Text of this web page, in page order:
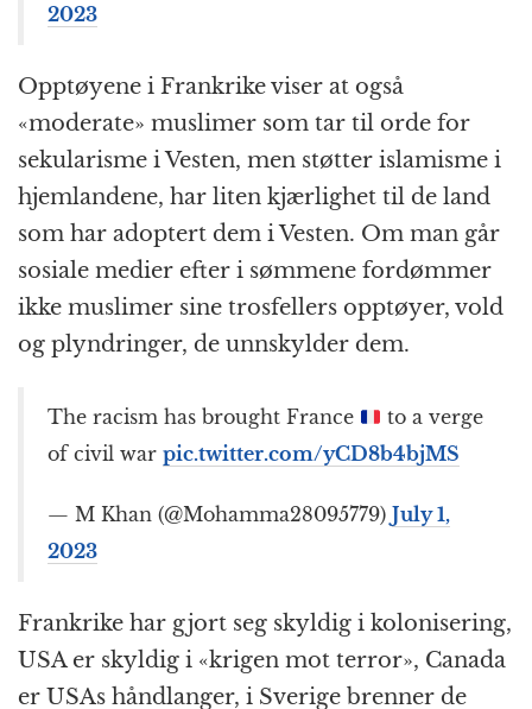
2023
Opptøyene i Frankrike viser at også
«moderate» muslimer som tar til orde for
sekularisme i Vesten, men støtter islamisme i
hjemlandene, har liten kjærlighet til de land
som har adoptert dem i Vesten. Om man går
sosiale medier efter i sømmene fordømmer
ikke muslimer sine trosfellers opptøyer, vold
og plyndringer, de unnskylder dem.
The racism has brought France
to a verge
of civil war pic.twitter.com/yCD8b4bjMS
— M Khan (@Mohamma28095779) July 1,
2023
Frankrike har gjort seg skyldig i kolonisering,
USA er skyldig i «krigen mot terror», Canada
er USAs håndlanger, i Sverige brenner de